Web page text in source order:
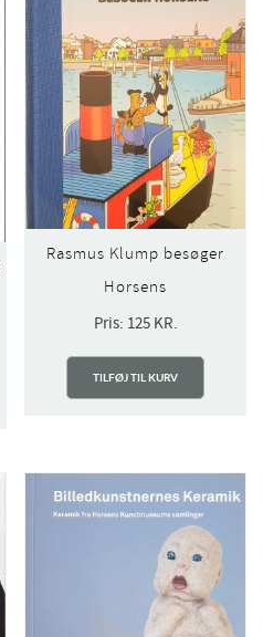
Rasmus Klump besøger
Horsens
Pris: 125 KR.
TILFØJ TIL KURV